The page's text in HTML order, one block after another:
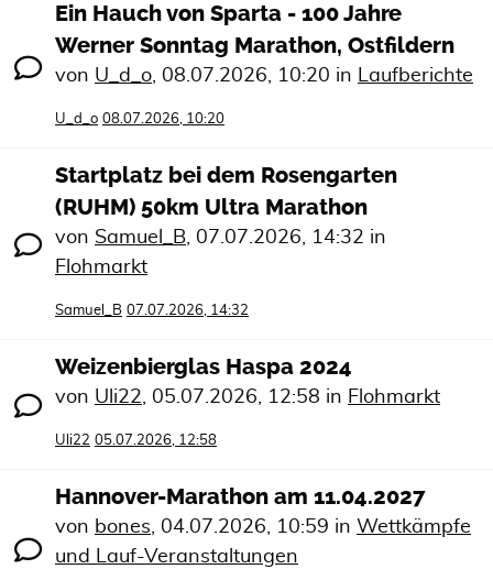
Ein Hauch von Sparta - 100 Jahre
Werner Sonntag Marathon, Ostfildern
von U_d_o, 08.07.2026, 10:20 in Laufberichte
U_d_o 08.07.2026, 10:20
Startplatz bei dem Rosengarten
(RUHM) 50km Ultra Marathon
von Samuel_B, 07.07.2026, 14:32 in
Flohmarkt
Samuel_B 07.07.2026, 14:32
Weizenbierglas Haspa 2024
von Uli22, 05.07.2026, 12:58 in Flohmarkt
Uli22 05.07.2026, 12:58
Hannover-Marathon am 11.04.2027
von bones, 04.07.2026, 10:59 in Wettkämpfe
und Lauf-Veranstaltungen